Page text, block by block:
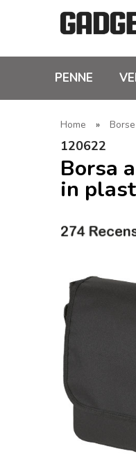
PENNE
Home »
120622
Borsa
in